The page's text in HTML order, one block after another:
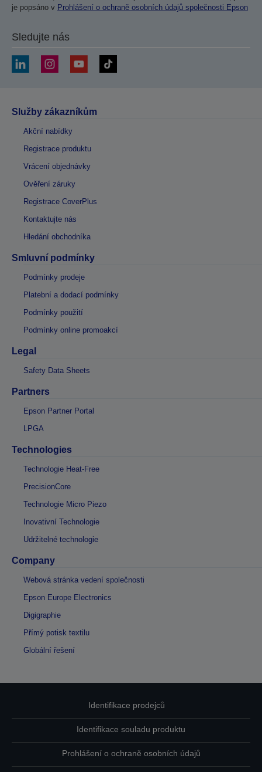
je popsáno v Prohlášení o ochraně osobních údajů společnosti Epson
Sledujte nás
Služby zákazníkům
Akční nabídky
Registrace produktu
Vrácení objednávky
Ověření záruky
Registrace CoverPlus
Kontaktujte nás
Hledání obchodníka
Smluvní podmínky
Podmínky prodeje
Platební a dodací podmínky
Podmínky použití
Podmínky online promoakcí
Legal
Safety Data Sheets
Partners
Epson Partner Portal
LPGA
Technologies
Technologie Heat-Free
PrecisionCore
Technologie Micro Piezo
Inovativní Technologie
Udržitelné technologie
Company
Webová stránka vedení společnosti
Epson Europe Electronics
Digigraphie
Přímý potisk textilu
Globální řešení
Identifikace prodejců
Identifikace souladu produktu
Prohlášení o ochraně osobních údajů